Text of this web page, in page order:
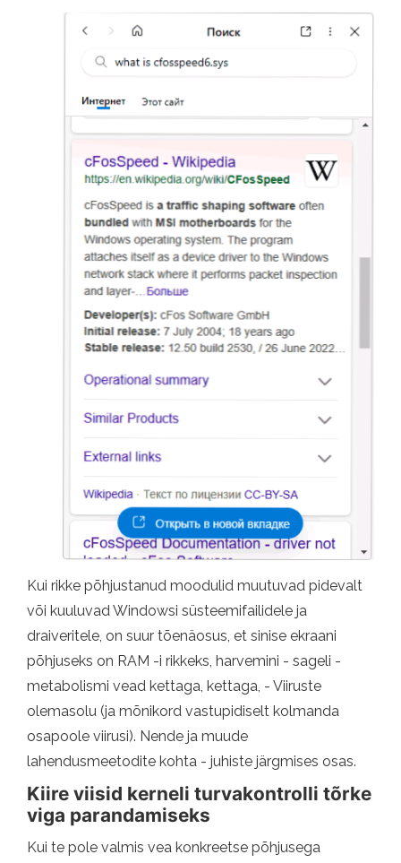
Kui rikke põhjustanud moodulid muutuvad pidevalt
või kuuluvad Windowsi süsteemifailidele ja
draiveritele, on suur tõenäosus, et sinise ekraani
põhjuseks on RAM -i rikkeks, harvemini - sageli -
metabolismi vead kettaga, kettaga, - Viiruste
olemasolu (ja mõnikord vastupidiselt kolmanda
osapoole viirusi). Nende ja muude
lahendusmeetodite kohta - juhiste järgmises osas.
Kiire viisid kerneli turvakontrolli tõrke
viga parandamiseks
Kui te pole valmis vea konkreetse põhjusega